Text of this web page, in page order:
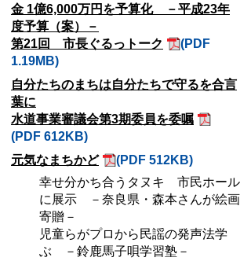
金 1億6,000万円を予算化 －平成23年
度予算（案）－
第21回 市長ぐるっトーク
(PDF
1.19MB)
自分たちのまちは自分たちで守るを合言
葉に
水道事業審議会第3期委員を委嘱
(PDF 612KB)
元気なまちかど
(PDF 512KB)
幸せ分かち合うタヌキ 市民ホール
に展示 －奈良県・森本さんが絵画
寄贈－
児童らがプロから民謡の発声法学
ぶ －鈴鹿馬子唄学習塾－